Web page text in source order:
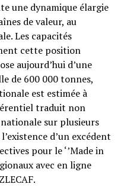
une dynamique élargie
de valeur, au
Les capacités
cette position
aujourd’hui d’une
de 600 000 tonnes,
est estimée à
traduit non
sur plusieurs
d’un excédent
pour le ‘’Made in
avec en ligne